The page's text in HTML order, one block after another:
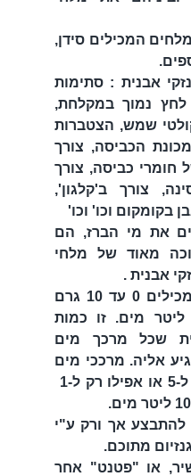
המכילים סידן,
אבנית : סתימות
לחץ נמוך במקלחת,
שמש, הצטברות
הכביסה, צורך
פי 2 (!) של חומרי כביסה, צורך
צורך ב'קלגון',
בקומקום וכו' וכו'
את מי הברז, הם
מאוד של מלחי
אבנית .
מכילים 0 עד 10 גרם
אבנית מומסת ב-1000 ליטר מים. זו כמות
שכל מרכך מים
אליה. מרככי מים
להתבצע אך ורק ע"י
מתוכם.
או "פטנט" אחר